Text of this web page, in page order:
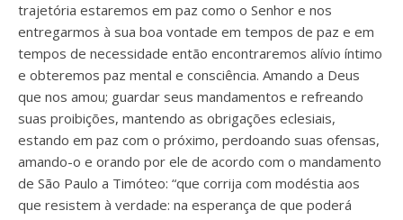
trajetória estaremos em paz como o Senhor e nos
entregarmos à sua boa vontade em tempos de paz e em
tempos de necessidade então encontraremos alívio íntimo
e obteremos paz mental e consciência. Amando a Deus
que nos amou; guardar seus mandamentos e refreando
suas proibições, mantendo as obrigações eclesiais,
estando em paz com o próximo, perdoando suas ofensas,
amando-o e orando por ele de acordo com o mandamento
de São Paulo a Timóteo: “que corrija com modéstia aos
que resistem à verdade: na esperança de que poderá